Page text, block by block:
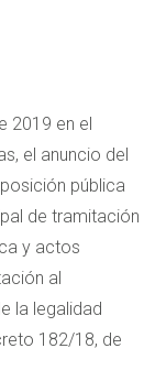
2019 en el
el anuncio del
pública
de tramitación
y actos
al
la legalidad
182/18, de